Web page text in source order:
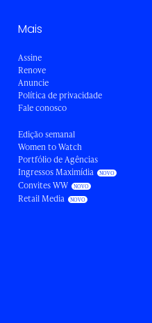
Mais
Assine
Renove
Anuncie
Política de privacidade
Fale conosco
Edição semanal
Women to Watch
Portfólio de Agências
Ingressos Maximídia
Convites WW
Retail Media